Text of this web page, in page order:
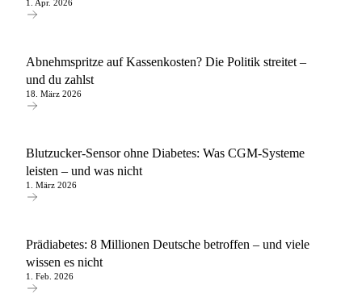
1. Apr. 2026
Abnehmspritze auf Kassenkosten? Die Politik streitet –
und du zahlst
18. März 2026
Blutzucker-Sensor ohne Diabetes: Was CGM-Systeme
leisten – und was nicht
1. März 2026
Prädiabetes: 8 Millionen Deutsche betroffen – und viele
wissen es nicht
1. Feb. 2026